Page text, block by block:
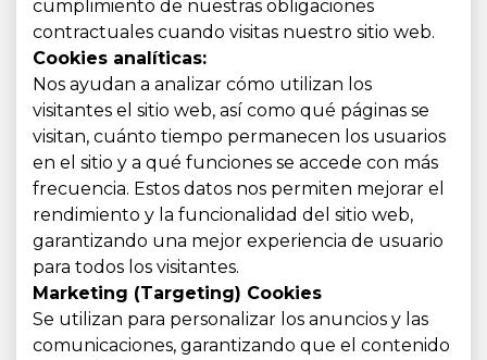
cumplimiento de nuestras obligaciones
contractuales cuando visitas nuestro sitio web.
Cookies analíticas:
Nos ayudan a analizar cómo utilizan los
visitantes el sitio web, así como qué páginas se
visitan, cuánto tiempo permanecen los usuarios
en el sitio y a qué funciones se accede con más
frecuencia. Estos datos nos permiten mejorar el
rendimiento y la funcionalidad del sitio web,
garantizando una mejor experiencia de usuario
para todos los visitantes.
Marketing (Targeting) Cookies
Se utilizan para personalizar los anuncios y las
comunicaciones, garantizando que el contenido